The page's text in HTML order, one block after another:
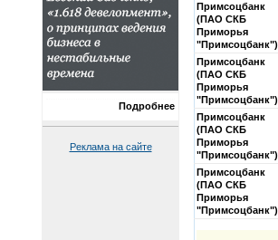
Подробнее
Реклама на сайте
Примсоцбанк
(ПАО СКБ
Приморья
"Примсоцбанк")
Примсоцбанк
(ПАО СКБ
Приморья
"Примсоцбанк")
Примсоцбанк
(ПАО СКБ
Приморья
"Примсоцбанк")
Примсоцбанк
(ПАО СКБ
Приморья
"Примсоцбанк")